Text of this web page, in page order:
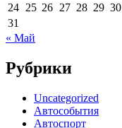
24 25 26 27 28 29 30
31
« Май
Рубрики
Uncategorized
Автособытия
Автоспорт